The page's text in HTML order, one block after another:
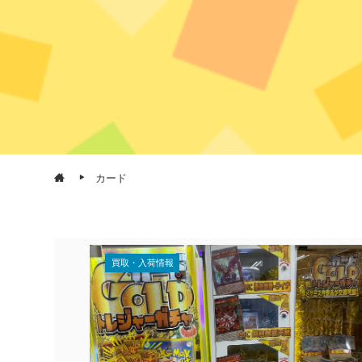
カード
買取・入荷情報